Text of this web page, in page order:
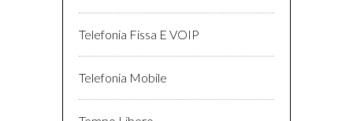
Telefonia Fissa E VOIP
Telefonia Mobile